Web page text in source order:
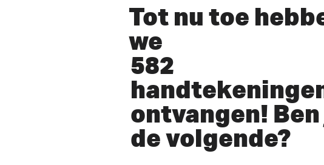
Tot nu toe
we
582
ontvangen!
de volgende?